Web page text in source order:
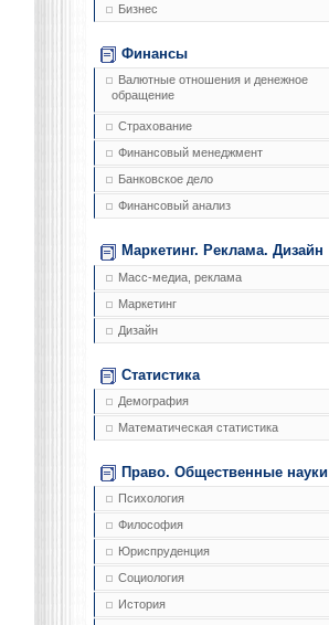
Бизнес
Финансы
Валютные отношения и денежное
обращение
Страхование
Финансовый менеджмент
Банковское дело
Финансовый анализ
Маркетинг. Реклама. Дизайн
Масс-медиа, реклама
Маркетинг
Дизайн
Статистика
Демография
Математическая статистика
Право. Общественные науки
Психология
Философия
Юриспруденция
Социология
История